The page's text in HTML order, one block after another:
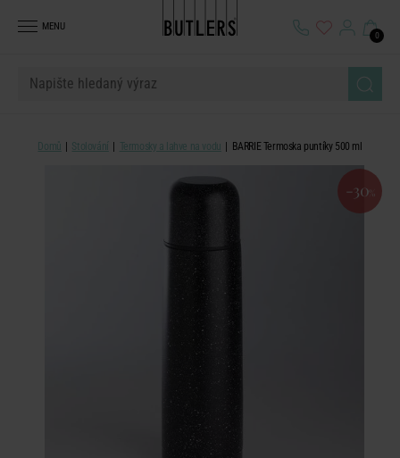
MENU
0
Domů Stolování Termosky a lahve na vodu BARRIE Termoska puntíky 500 ml
-30 %